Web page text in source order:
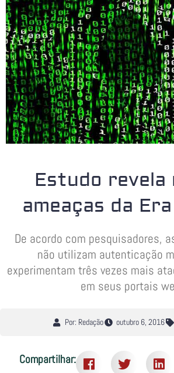
Estudo revela
ameaças da
De acordo com pesquisadores,
não utilizam autenticação
experimentam três vezes mais
em seus portais
Por: Redação outubro 6, 2016
Compartilhar: